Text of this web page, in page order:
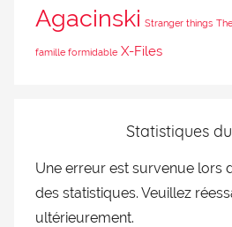
Agacinski Stranger things
famille formidable X-Files
Statistiques
Une erreur est survenue lors
des statistiques. Veuillez
ultérieurement.